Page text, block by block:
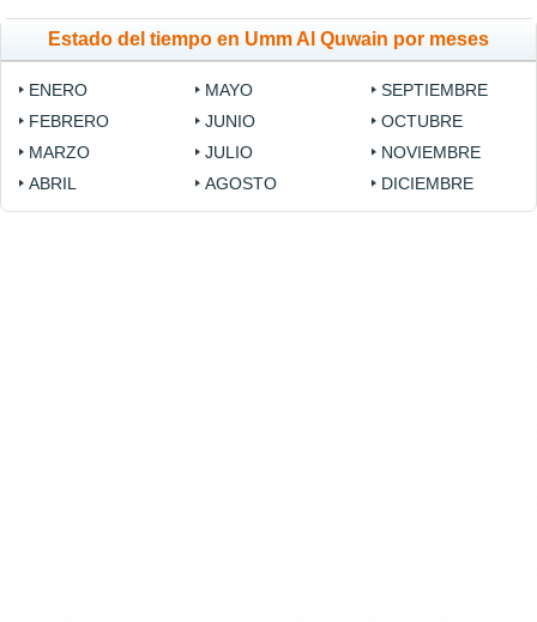
Estado del tiempo en Umm Al Quwain por meses
ENERO
FEBRERO
MARZO
ABRIL
MAYO
JUNIO
JULIO
AGOSTO
SEPTIEMBRE
OCTUBRE
NOVIEMBRE
DICIEMBRE